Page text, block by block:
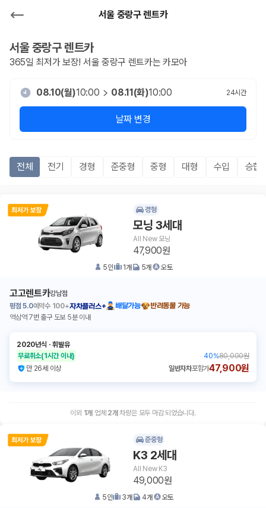
서울 중랑구 렌트카
서울 중랑구렌트카
365일 최저가 보장! 서울 중랑구 렌트카는 카모아
08.10(월)10:00 08.11(화)10:00 24시간
날짜 변경
전체 전기 경형 준중형 중형 대형 수입 승합
경형
모닝 3세대
All New 모닝
47,900원
5인 1개 5개 오토
고고렌트카강남점
평점 5.0예약수 100+자차플러스+ 배달가능
반려동물 가능
역삼역 7번 출구 도보 5분 이내
2020년식 ㆍ휘발유
무료취소(1시간 이내) 40%80,000원
만 26세 이상
일반자차포함가47,900원
이외 1개 업체 2개 차량은 모두 마감 되었습니다.
준중형
K3 2세대
All New K3
49,000원
5인 3개 4개 오토